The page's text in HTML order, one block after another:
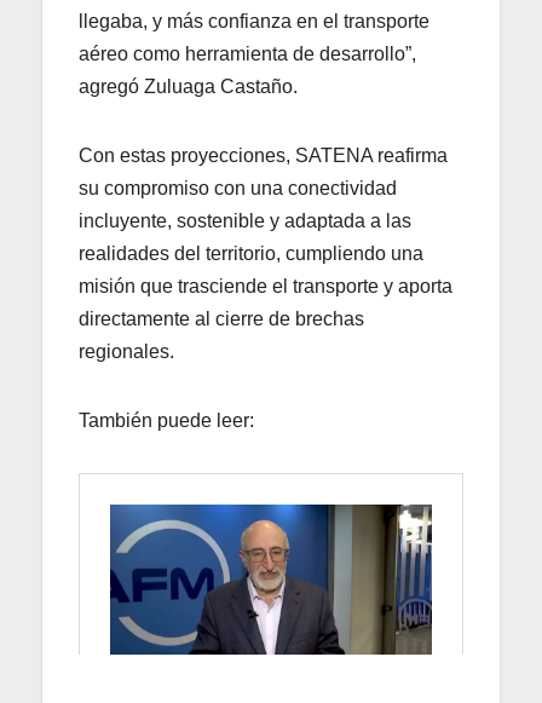
llegaba, y más confianza en el transporte
aéreo como herramienta de desarrollo”,
agregó Zuluaga Castaño.
Con estas proyecciones, SATENA reafirma
su compromiso con una conectividad
incluyente, sostenible y adaptada a las
realidades del territorio, cumpliendo una
misión que trasciende el transporte y aporta
directamente al cierre de brechas
regionales.
También puede leer: